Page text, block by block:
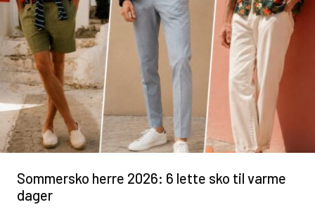
Sommersko herre 2026: 6 lette sko til varme
dager